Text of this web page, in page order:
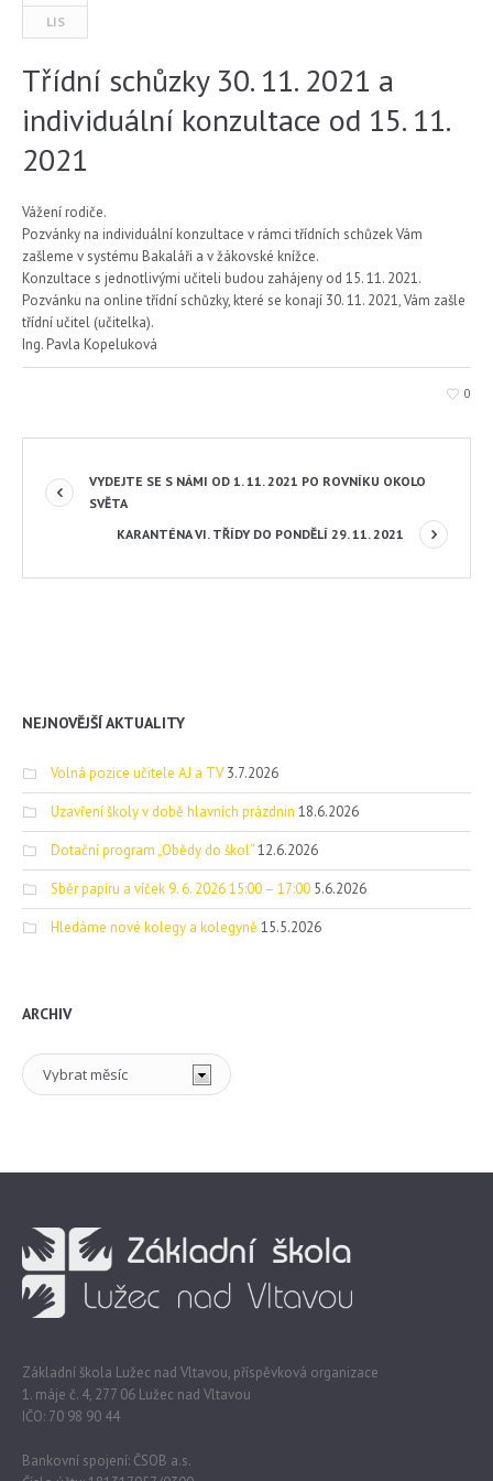
LIS
Třídní schůzky 30. 11. 2021 a
individuální konzultace od 15. 11.
2021
Vážení rodiče.
Pozvánky na individuální konzultace v rámci třídních schůzek Vám
zašleme v systému Bakaláři a v žákovské knížce.
Konzultace s jednotlivými učiteli budou zahájeny od 15. 11. 2021.
Pozvánku na online třídní schůzky, které se konají 30. 11. 2021, Vám zašle
třídní učitel (učitelka).
Ing. Pavla Kopeluková
0
VYDEJTE SE S NÁMI OD 1. 11. 2021 PO ROVNÍKU OKOLO
SVĚTA
KARANTÉNA VI. TŘÍDY DO PONDĚLÍ 29. 11. 2021
NEJNOVĚJŠÍ AKTUALITY
Volná pozice učitele AJ a TV 3.7.2026
Uzavření školy v době hlavních prázdnin 18.6.2026
Dotační program „Obědy do škol“12.6.2026
Sběr papíru a víček 9. 6. 2026 15:00 – 17:00 5.6.2026
Hledáme nové kolegy a kolegyně 15.5.2026
ARCHIV
Archiv
Základní škola Lužec nad Vltavou, příspěvková organizace
1. máje č. 4, 277 06 Lužec nad Vltavou
IČO: 70 98 90 44
Bankovní spojení: ČSOB a.s.